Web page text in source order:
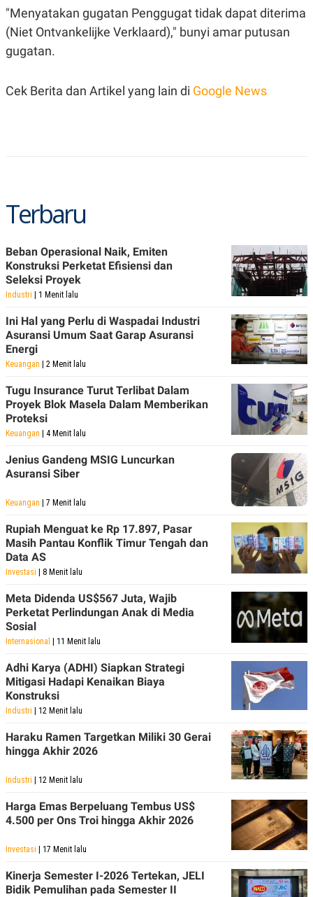
K
O
N
T
A
A
P
R
E
S
S
L
E
N
G
N
A
N
C
E
A
K
N
E
R
A
E
M
I
T
N
E
P
A
E
R
A
D
V
R
T
I
S
I
G
K
E
I
A
.
D
SITEMAP
OF
PEDOMAN
PEMBERITAAN
SIBER
PRIVACY
POLICY
"Menyatakan gugatan Penggugat tidak dapat diterima
(Niet Ontvankelijke Verklaard)," bunyi amar putusan
gugatan.
Cek Berita dan Artikel yang lain di Google News
Terbaru
Beban Operasional Naik, Emiten
Konstruksi Perketat Efisiensi dan
Seleksi Proyek
Industri | 1 Menit lalu
Ini Hal yang Perlu di Waspadai Industri
Asuransi Umum Saat Garap Asuransi
Energi
Keuangan | 2 Menit lalu
Tugu Insurance Turut Terlibat Dalam
Proyek Blok Masela Dalam Memberikan
Proteksi
Keuangan | 4 Menit lalu
Jenius Gandeng MSIG Luncurkan
Asuransi Siber
Keuangan | 7 Menit lalu
Rupiah Menguat ke Rp 17.897, Pasar
Masih Pantau Konflik Timur Tengah dan
Data AS
Investasi | 8 Menit lalu
Meta Didenda US$567 Juta, Wajib
Perketat Perlindungan Anak di Media
Sosial
Internasional | 11 Menit lalu
Adhi Karya (ADHI) Siapkan Strategi
Mitigasi Hadapi Kenaikan Biaya
Konstruksi
Industri | 12 Menit lalu
Haraku Ramen Targetkan Miliki 30 Gerai
hingga Akhir 2026
Industri | 12 Menit lalu
Harga Emas Berpeluang Tembus US$
4.500 per Ons Troi hingga Akhir 2026
Investasi | 17 Menit lalu
Kinerja Semester I-2026 Tertekan, JELI
Bidik Pemulihan pada Semester II